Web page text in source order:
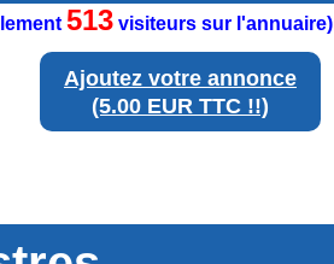
Ajoutez votre annonce
(5.00 EUR TTC !!)
513 visiteurs sur l'annuaire)